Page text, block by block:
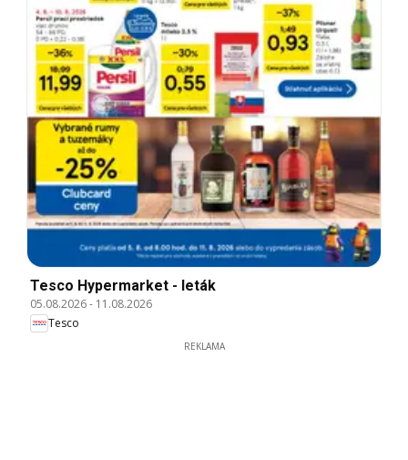
Tesco Hypermarket - leták
05.08.2026- 11.08.2026
Tesco
REKLAMA